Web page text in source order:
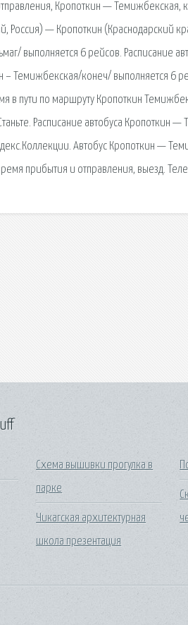
Кропоткин — Темижбекская,
Россия) — Кропоткин (Краснодарский
выполняется 6 рейсов. Расписание
– Темижбекская/конеч/ выполняется 6
в пути по маршруту Кропоткин
Расписание автобуса Кропоткин —
Автобус Кропоткин —
прибытия и отправления, выезд.
Схема вышивки прогулка в
парке
Чикагская архитектурная
школа презентация